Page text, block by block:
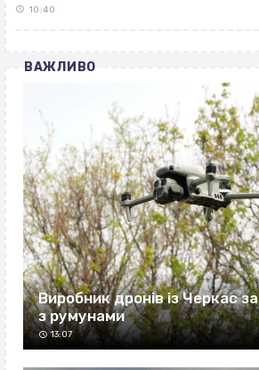
10:40
ВАЖЛИВО
Виробник дронів із Черкас
з румунами
13:07